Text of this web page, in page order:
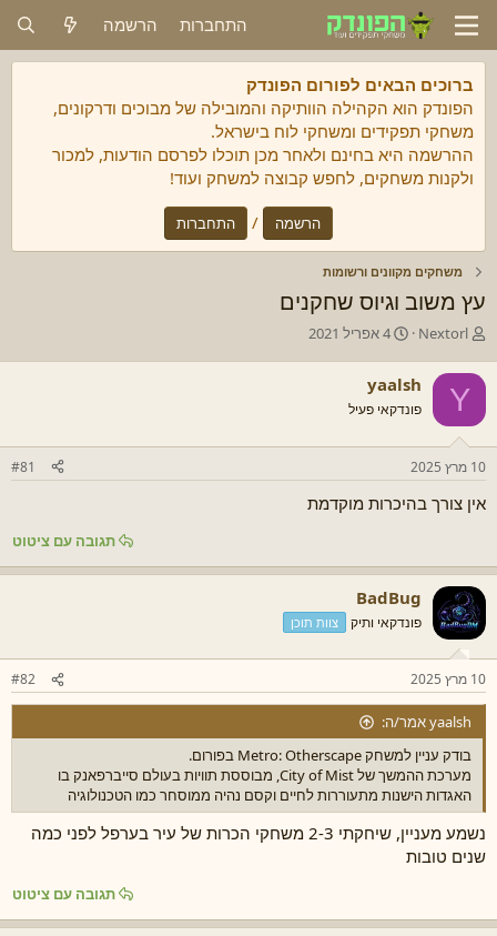
התחברות הרשמה
ברוכים הבאים לפורום הפונדק
הפונדק הוא הקהילה הוותיקה והמובילה של מבוכים ודרקונים,
משחקי תפקידים ומשחקי לוח בישראל.
ההרשמה היא בחינם ולאחר מכן תוכלו לפרסם הודעות, למכור
ולקנות משחקים, לחפש קבוצה למשחק ועוד!
הרשמה / התחברות
משחקים מקוונים ורשומות
עץ משוב וגיוס שחקנים
מ
ב
ר
ת
ה
נ
ש
Nextorl
ת
י
ך
ת
ה
4 אפריל 2021
Y
yaalsh
פונדקאי פעיל
10 מרץ 2025 #81
אין צורך בהיכרות מוקדמת
תגובה עם ציטוט
BadBug
פונדקאי ותיק צוות תוכן
10 מרץ 2025 #82
yaalsh אמר/ה:
בודק עניין למשחק Metro: Otherscape בפורום.
מערכת ההמשך של City of Mist, מבוססת תוויות בעולם סייברפאנק בו
האגדות הישנות מתעוררות לחיים וקסם נהיה ממוסחר כמו הטכנולוגיה
נשמע מעניין, שיחקתי 2-3 משחקי הכרות של עיר בערפל לפני כמה
שנים טובות
תגובה עם ציטוט